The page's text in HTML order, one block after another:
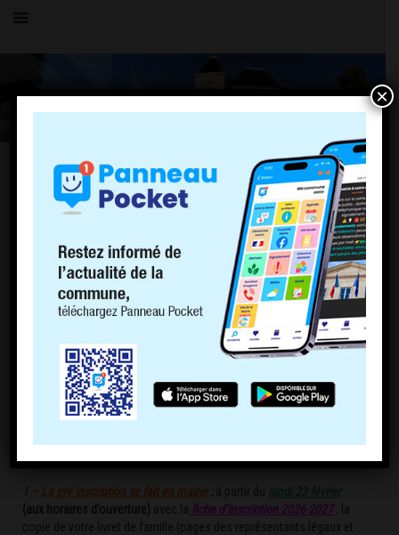
Toutes les actualités
LE VILLAGE
Rentrée 2026 – Inscription École 📚✏️
19 janvier 2026
1 – La pré inscription se fait en mairie : à partir du
lundi 23 février
(aux horaires d’ouverture) avec la fiche d’inscription 2026-2027 , la
copie de votre livret de famille (pages des représentants légaux et
×